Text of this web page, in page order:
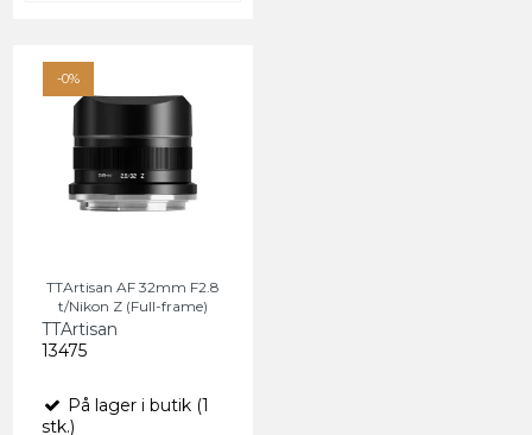
-0%
TTArtisan AF 32mm F2.8
t/Nikon Z (Full-frame)
TTArtisan
13475
På lager i butik (1
stk.)